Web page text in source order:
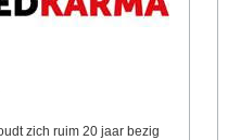
zich ruim 20 jaar bezig